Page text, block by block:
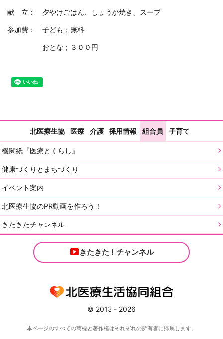
献 立： 夕やけごはん、しょうが焼き、スープ
参加費： 子ども；無料
おとな；３００円
北医療生協 医療 介護 採用情報 組合員 子育て
機関紙『医療とくらし』
健康づくりとまちづくり
イベント案内
北医療生協のPR動画を作ろう！
きたきたチャンネル
きたきた！チャンネル
© 2013 - 2026
本ページのすべての商標と著作権はそれぞれの所有者に帰属します。